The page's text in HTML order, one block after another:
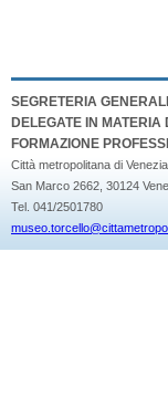
SEGRETERIA
DELEGATE IN MATERIA
FORMAZIONE
Città metropolitana di Venezia
San Marco 2662, 30124
Tel. 041/2501780